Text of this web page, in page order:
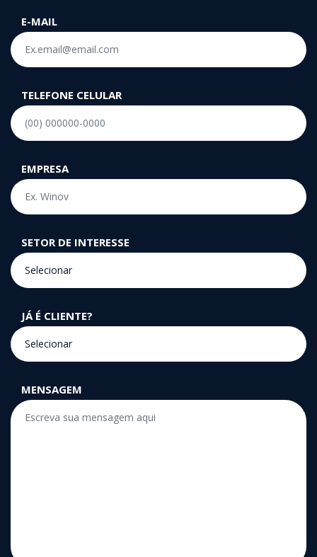
E-MAIL
TELEFONE CELULAR
EMPRESA
SETOR DE INTERESSE
JÁ É CLIENTE?
MENSAGEM